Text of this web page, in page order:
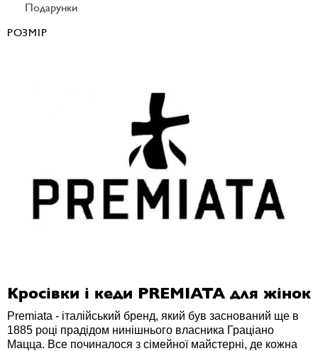
Кросівки і кеди PREMIATA для жінок
Premiata - італійський бренд, який був заснований ще в
1885 році прадідом нинішнього власника Граціано
Мацца. Все починалося з сімейної майстерні, де кожна
Подарунки
РОЗМІР